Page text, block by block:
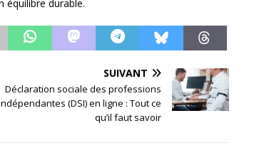
équilibre durable.
SUIVANT
Déclaration sociale des professions
(DSI) en ligne : Tout ce
qu’il faut savoir